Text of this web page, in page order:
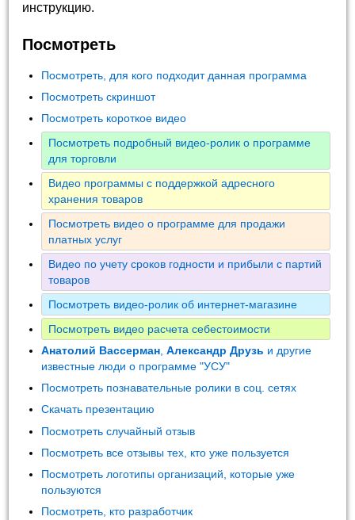
инструкцию.
Посмотреть
Посмотреть, для кого подходит данная программа
Посмотреть скриншот
Посмотреть короткое видео
Посмотреть подробный видео-ролик о программе
для торговли
Видео программы с поддержкой адресного
хранения товаров
Посмотреть видео о программе для продажи
платных услуг
Видео по учету сроков годности и прибыли с партий
товаров
Посмотреть видео-ролик об интернет-магазине
Посмотреть видео расчета себестоимости
Анатолий Вассерман ,Александр Друзь и другие
известные люди о программе "УСУ"
Посмотреть познавательные ролики в соц. сетях
Скачать презентацию
Посмотреть случайный отзыв
Посмотреть все отзывы тех, кто уже пользуется
Посмотреть логотипы организаций, которые уже
пользуются
Посмотреть, кто разработчик